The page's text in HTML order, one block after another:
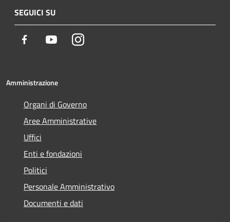
SEGUICI SU
Facebook YoutubeInstagram
Amministrazione
Organi di Governo
Aree Amministrative
Uffici
Enti e fondazioni
Politici
Personale Amministrativo
Documenti e dati